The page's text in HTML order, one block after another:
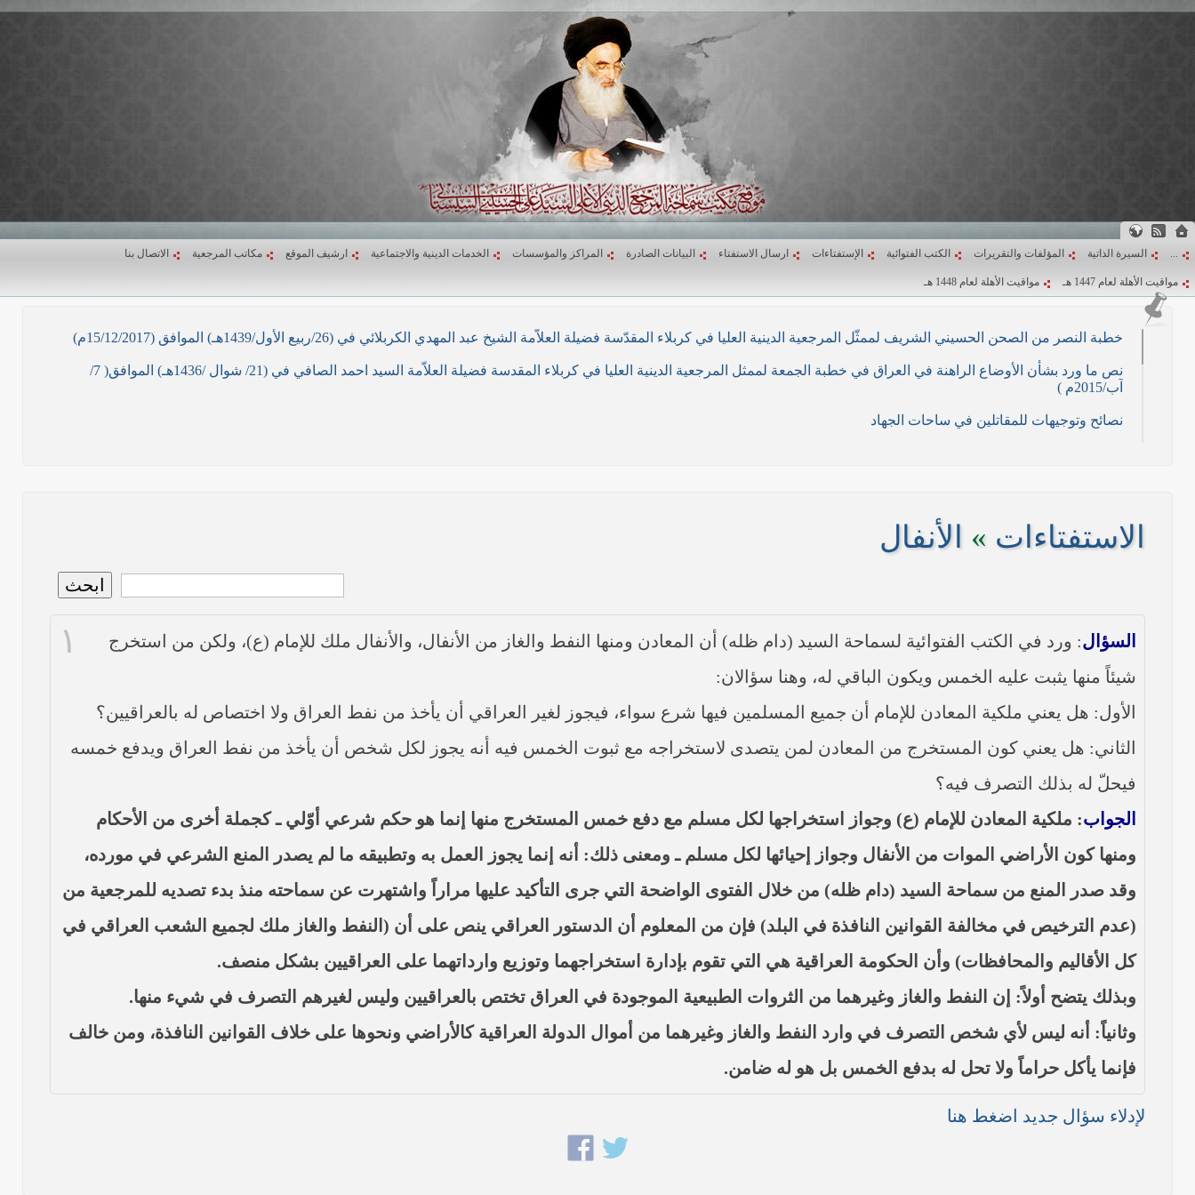
... السيرة الذاتية المؤلفات والتقريرات الكتب الفتوائية الإستفتاءات ارسال الاستفتاء البيانات الصادرة المراكز والمؤسسات الخدمات الدينية والاجتماعية ارشيف الموقع مكاتب المرجعية الاتصال بنا
مواقيت الأهلة لعام 1447 هـ مواقيت الأهلة لعام 1448 هـ
خطبة النصر من الصحن الحسيني الشريف لممثّل المرجعية الدينية العليا في كربلاء المقدّسة فضيلة العلاّمة الشيخ عبد المهدي الكربلائي في (26/ربيع الأول/1439هـ) الموافق (15/12/2017م)
نص ما ورد بشأن الأوضاع الراهنة في العراق في خطبة الجمعة لممثل المرجعية الدينية العليا في كربلاء المقدسة فضيلة العلاّمة السيد احمد الصافي في (21/ شوال /1436هـ) الموافق( 7/
آب/2015م )
نصائح وتوجيهات للمقاتلين في ساحات الجهاد
ما ورد في خطبة الجمعة لممثل المرجعية الدينية العليا في كربلاء المقدسة فضيلة العلاّمة الشيخ عبد المهدي الكربلائي في (14/ شعبان /1435هـ) الموافق ( 13/6/2014م ) بعد سيطرة (داعش)
على مناطق واسعة في محافظتي نينوى وصلاح الدين وإعلانها أنها تستهدف بقية المحافظات
بيان صادر من مكتب سماحة السيد السيستاني -دام ظلّه - في النجف الأشرف حول التطورات الأمنية الأخيرة في محافظة نينوى
الاستفتاءات » الأنفال
ابحث
١ السؤال: ورد في الكتب الفتوائية لسماحة السيد (دام ظله) أن المعادن ومنها النفط والغاز من الأنفال، والأنفال ملك للإمام (ع)، ولكن من استخرج
شيئاً منها يثبت عليه الخمس ويكون الباقي له، وهنا سؤالان:
الأول: هل يعني ملكية المعادن للإمام أن جميع المسلمين فيها شرع سواء، فيجوز لغير العراقي أن يأخذ من نفط العراق ولا اختصاص له بالعراقيين؟
الثاني: هل يعني كون المستخرج من المعادن لمن يتصدى لاستخراجه مع ثبوت الخمس فيه أنه يجوز لكل شخص أن يأخذ من نفط العراق ويدفع خمسه
فيحلّ له بذلك التصرف فيه؟
الجواب: ملكية المعادن للإمام (ع) وجواز استخراجها لكل مسلم مع دفع خمس المستخرج منها إنما هو حكم شرعي أوّلي ـ كجملة أخرى من الأحكام
ومنها كون الأراضي الموات من الأنفال وجواز إحيائها لكل مسلم ـ ومعنى ذلك: أنه إنما يجوز العمل به وتطبيقه ما لم يصدر المنع الشرعي في مورده،
وقد صدر المنع من سماحة السيد (دام ظله) من خلال الفتوى الواضحة التي جرى التأكيد عليها مراراً واشتهرت عن سماحته منذ بدء تصديه للمرجعية من
(عدم الترخيص في مخالفة القوانين النافذة في البلد) فإن من المعلوم أن الدستور العراقي ينص على أن (النفط والغاز ملك لجميع الشعب العراقي في
كل الأقاليم والمحافظات) وأن الحكومة العراقية هي التي تقوم بإدارة استخراجهما وتوزيع وارداتهما على العراقيين بشكل منصف.
وبذلك يتضح أولاً: إن النفط والغاز وغيرهما من الثروات الطبيعية الموجودة في العراق تختص بالعراقيين وليس لغيرهم التصرف في شيء منها.
وثانياً: أنه ليس لأي شخص التصرف في وارد النفط والغاز وغيرهما من أموال الدولة العراقية كالأراضي ونحوها على خلاف القوانين النافذة، ومن خالف
فإنما يأكل حراماً ولا تحل له بدفع الخمس بل هو له ضامن.
لإدلاء سؤال جديد اضغط هنا